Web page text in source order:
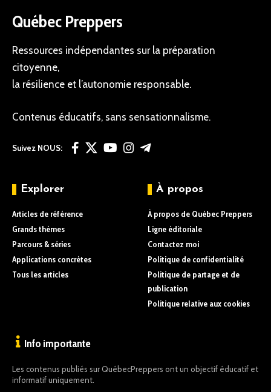
Québec Preppers
Ressources indépendantes sur la préparation
citoyenne,
la résilience et l’autonomie responsable.
Contenus éducatifs, sans sensationnalisme.
Suivez NOUS:
Explorer
Articles de référence
Grands thèmes
Parcours & séries
Applications concrètes
Tous les articles
À propos
À propos de Québec Preppers
Ligne éditoriale
Contactez moi
Politique de confidentialité
Politique de partage et de
publication
Politique relative aux cookies
Info importante
Les contenus publiés sur QuébecPreppers ont un objectif éducatif et
informatif uniquement.